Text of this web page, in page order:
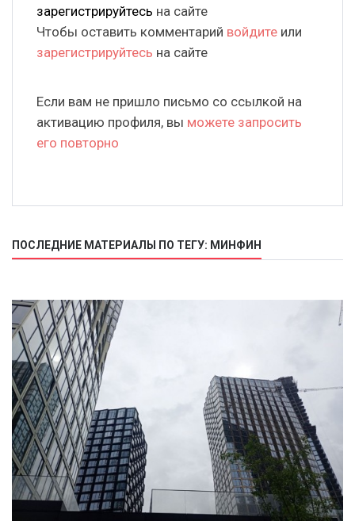
зарегистрируйтесь на сайте
Чтобы оставить комментарий войдите или
зарегистрируйтесь на сайте
Если вам не пришло письмо со ссылкой на
активацию профиля, вы можете запросить
его повторно
ПОСЛЕДНИЕ МАТЕРИАЛЫ ПО ТЕГУ: МИНФИН